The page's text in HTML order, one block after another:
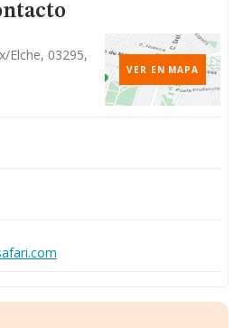
elche, 03295,
VER EN MAPA